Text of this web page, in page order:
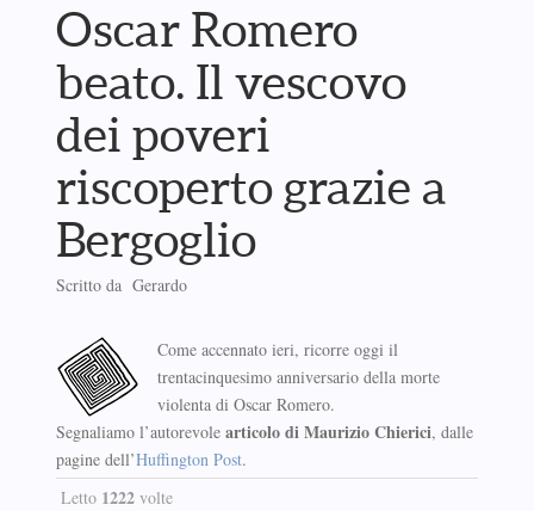
Oscar Romero
beato. Il vescovo
dei poveri
riscoperto grazie a
Bergoglio
Scritto da Gerardo
Come accennato ieri, ricorre oggi il
trentacinquesimo anniversario della morte
violenta di Oscar Romero.
Segnaliamo l’autorevole articolo di Maurizio Chierici, dalle
pagine dell’Huffington Post.
Letto 1222volte